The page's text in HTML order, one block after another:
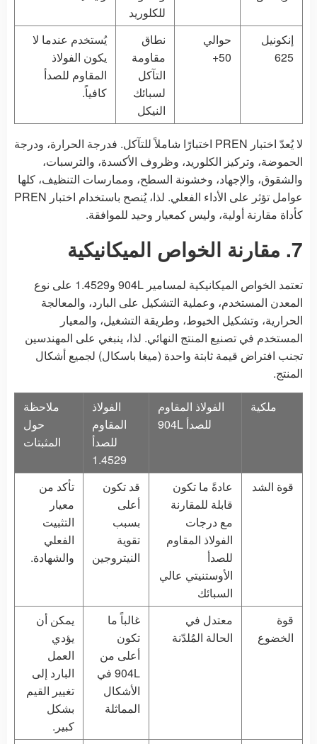
للكلوريد
إنكونيل
625
حوالي
50+
نطاق
مقاومة
التآكل
لسبائك
النيكل
يُستخدم عندما لا
يكون الفولاذ
المقاوم للصدأ
كافياً.
لا يُعدّ اختبار PREN اختبارًا شاملاً للتآكل. فدرجة الحرارة، ودرجة
الحموضة، وتركيز الكلوريد، وظروف الأكسدة، والترسبات،
والشقوق، والإجهاد، وخشونة السطح، وممارسات التنظيف، كلها
عوامل تؤثر على الأداء الفعلي. لذا، يُنصح باستخدام اختبار PREN
كأداة مقارنة أولية، وليس كمعيار وحيد للموافقة.
7. مقارنة الخواص الميكانيكية
تعتمد الخواص الميكانيكية لمسامير 904L و1.4529 على نوع
المعدن المستخدم، وعملية التشكيل على البارد، والمعالجة
الحرارية، وتشكيل الخيوط، وطريقة التشغيل، والمعيار
المستخدم في تصنيع المنتج النهائي. لذا، ينبغي على المهندسين
تجنب افتراض قيمة ثابتة واحدة (ميغا باسكال) لجميع أشكال
المنتج.
ملكية
الفولاذ المقاوم
للصدأ 904L
الفولاذ
المقاوم
للصدأ
1.4529
ملاحظة
حول
المثبتات
قوة الشد
عادةً ما تكون
قابلة للمقارنة
مع درجات
الفولاذ المقاوم
للصدأ
الأوستنيتي عالي
السبائك
قد تكون
أعلى
بسبب
تقوية
النيتروجين
تأكد من
معيار
التثبيت
الفعلي
والشهادة.
قوة
الخضوع
معتدل في
الحالة المُلدّنة
غالباً ما
تكون
أعلى من
904L في
الأشكال
المماثلة
يمكن أن
يؤدي
العمل
البارد إلى
تغيير القيم
بشكل
كبير.